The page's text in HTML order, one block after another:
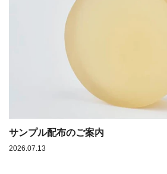
サンプル配布のご案内
2026.07.13